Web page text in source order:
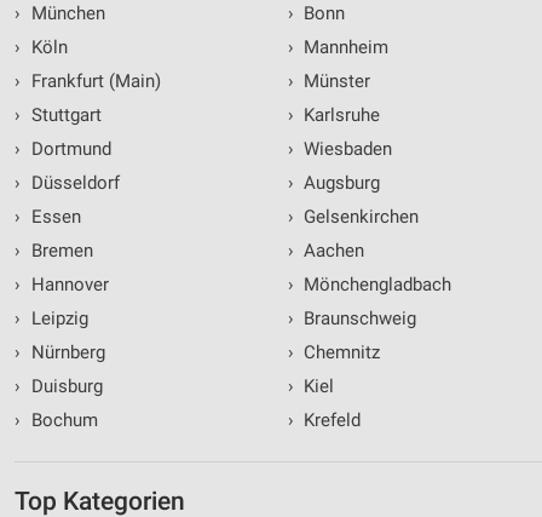
›
München
›
Köln
›
Frankfurt (Main)
› Stuttgart
›
Dortmund
›
Düsseldorf
›
Essen
›
Bremen
›
Hannover
›
Leipzig
›
Nürnberg
›
Duisburg
›
Bochum
› Bonn
› Mannheim
› Münster
› Karlsruhe
› Wiesbaden
› Augsburg
› Gelsenkirchen
› Aachen
› Mönchengladbach
› Braunschweig
› Chemnitz
› Kiel
› Krefeld
Top Kategorien